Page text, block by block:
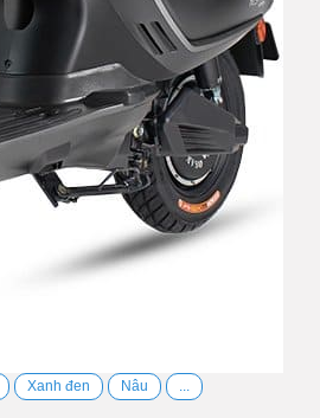
Xanh đen Nâu ...